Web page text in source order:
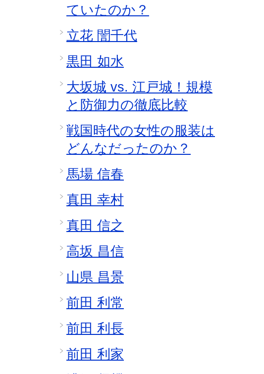
ていたのか？
立花 誾千代
黒田 如水
大坂城 vs. 江戸城！規模
と防御力の徹底比較
戦国時代の女性の服装は
どんなだったのか？
馬場 信春
真田 幸村
真田 信之
高坂 昌信
山県 昌景
前田 利常
前田 利長
前田 利家